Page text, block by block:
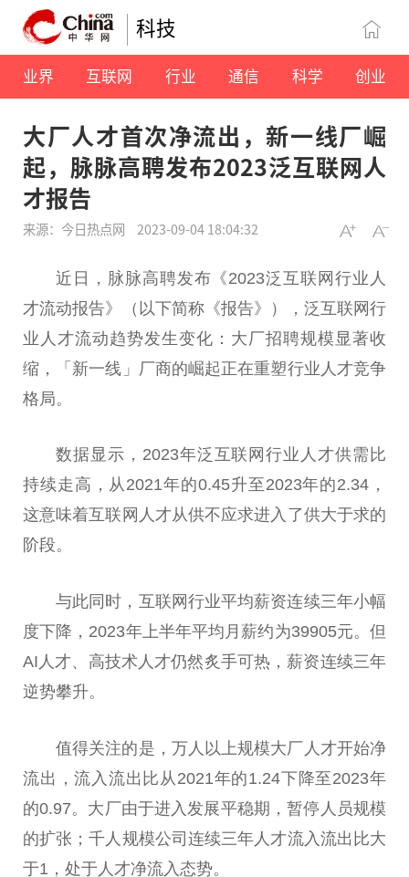
科技
业界 互联网 行业 通信 科学 创业
大厂人才首次净流出，新一线厂崛
起，脉脉高聘发布2023泛互联网人
才报告
来源：今日热点网 2023-09-04 18:04:32
近 日，脉脉高聘发布《2023泛互联网行业人
才流动报告》（以下简称《报告》），泛互联网行
业人才流动趋势发生变化：大厂招聘规模显著收
缩，「新一线」厂商的崛起正在重塑行业人才竞争
格局。
数据显示，2023年泛互联网行业人才供需比
持续走高，从2021年的0.45升至2023年的2.34，
这意味着互联网人才从供不应求进入了供大于求的
阶段。
与此同时，互联网行业平均薪资连续三年小幅
度下降，2023年上半年平均月薪约为39905元。但
AI人才、高技术人才仍然炙手可热，薪资连续三年
逆势攀升。
值得关注的是，万人以上规模大厂人才开始净
流出，流入流出比从2021年的1.24下降至2023年
的0.97。大厂由于进入发展平稳期，暂停人员规模
的扩张；千人规模公司连续三年人才流入流出比大
于1，处于人才净流入态势。